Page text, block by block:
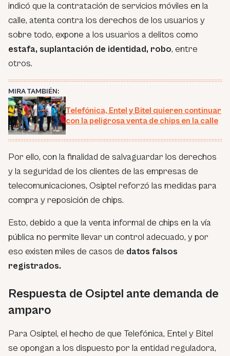
indicó que la contratación de servicios móviles en la
calle, atenta contra los derechos de los usuarios y
sobre todo, expone a los usuarios a delitos como
estafa, suplantación de identidad, robo, entre
otros.
MIRA TAMBIÉN:
Telefónica, Entel y Bitel quieren continuar
con la peligrosa venta de chips en la calle
Por ello, con la finalidad de salvaguardar los derechos
y la seguridad de los clientes de las empresas de
telecomunicaciones, Osiptel reforzó las medidas para
compra y reposición de chips.
Esto, debido a que la venta informal de chips en la vía
pública no permite llevar un control adecuado, y por
eso existen miles de casos de datos falsos
registrados.
Respuesta de Osiptel ante demanda de
amparo
Para Osiptel, el hecho de que Telefónica, Entel y Bitel
se opongan a los dispuesto por la entidad reguladora,